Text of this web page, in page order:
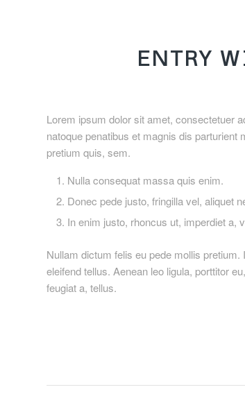
ENTRY
Lorem ipsum dolor sit amet, consectetuer
natoque penatibus et magnis dis
pretium quis, sem.
Nulla consequat massa quis enim.
Donec pede justo, fringilla vel, aliquet
In enim justo, rhoncus ut, imperdiet a,
Nullam dictum felis eu pede mollis
eleifend tellus. Aenean leo ligula, porttitor
feugiat a, tellus.